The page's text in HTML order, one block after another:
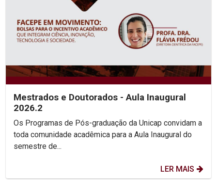
Mestrados e Doutorados - Aula Inaugural
2026.2
Os Programas de Pós-graduação da Unicap convidam a
toda comunidade acadêmica para a Aula Inaugural do
semestre de...
LER MAIS